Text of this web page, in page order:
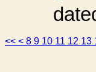
<< < 8 9 10 11 12 13